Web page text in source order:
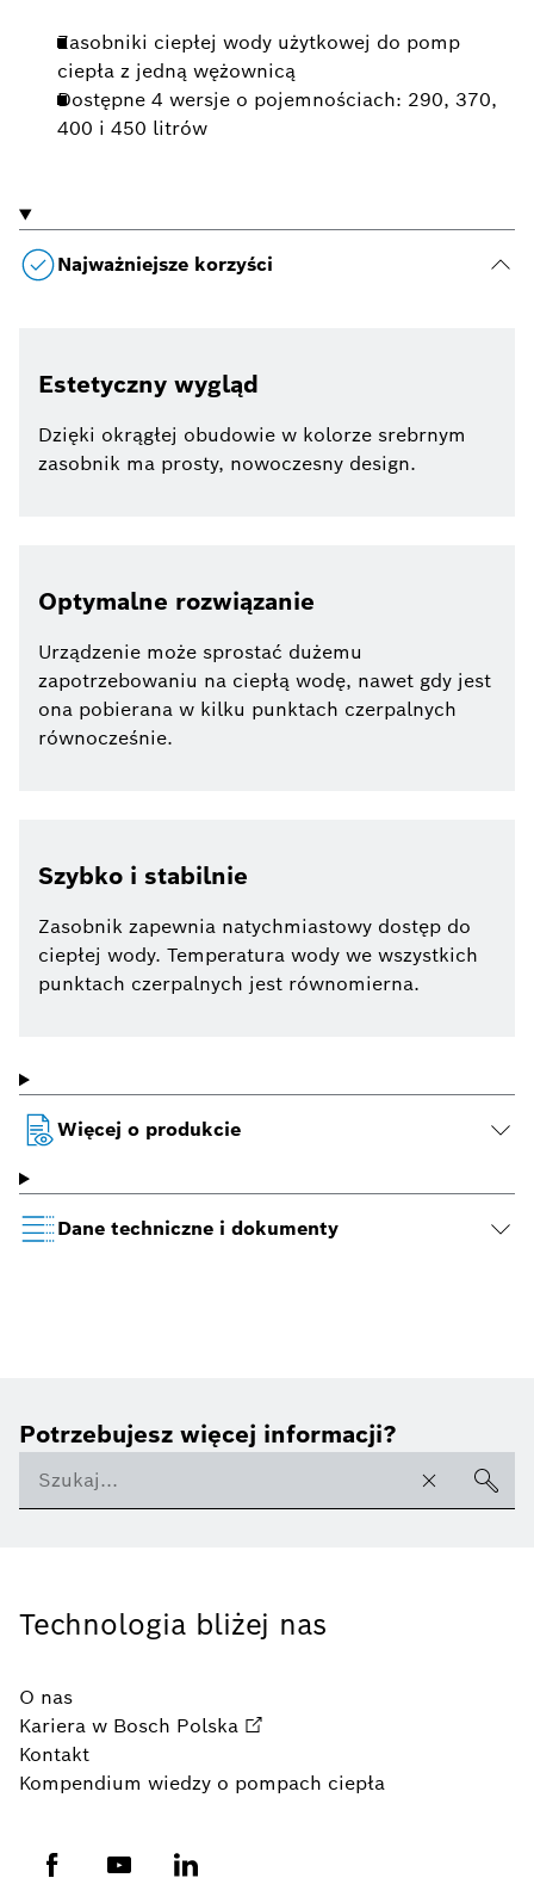
Zasobniki ciepłej wody użytkowej do pomp
ciepła z jedną wężownicą
Dostępne 4 wersje o pojemnościach: 290, 370,
400 i 450 litrów
Najważniejsze korzyści
Estetyczny wygląd
Dzięki okrągłej obudowie w kolorze srebrnym
zasobnik ma prosty, nowoczesny design.
Optymalne rozwiązanie
Urządzenie może sprostać dużemu
zapotrzebowaniu na ciepłą wodę, nawet gdy jest
ona pobierana w kilku punktach czerpalnych
równocześnie.
Szybko i stabilnie
Zasobnik zapewnia natychmiastowy dostęp do
ciepłej wody. Temperatura wody we wszystkich
punktach czerpalnych jest równomierna.
Więcej o produkcie
Dane techniczne i dokumenty
Potrzebujesz więcej informacji?
Technologia bliżej nas
O nas
Kariera w Bosch Polska
Kontakt
Kompendium wiedzy o pompach ciepła